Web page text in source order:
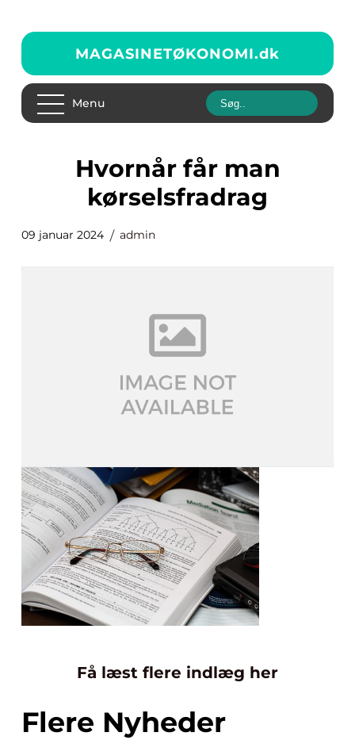
MAGASINETØKONOMI.dk
Menu
hvornår får man
kørselsfradrag
09 januar 2024 admin
Få læst flere indlæg her
Flere Nyheder